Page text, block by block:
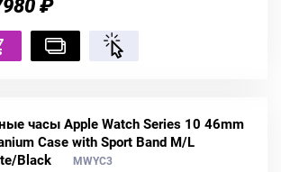
₽
часы Apple Watch Series 10 46mm
Case with Sport Band M/L
Black
MWYC3